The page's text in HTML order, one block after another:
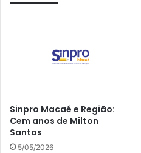
Sinpro Macaé e Região:
Cem anos de Milton
Santos
5/05/2026